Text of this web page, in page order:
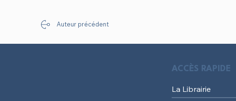
Auteur précédent
ACCÈS RAPIDE
La Librairie